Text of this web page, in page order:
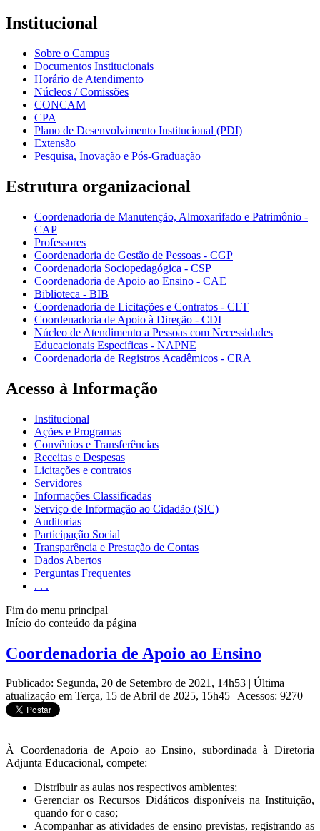
Institucional
Sobre o Campus
Documentos Institucionais
Horário de Atendimento
Núcleos / Comissões
CONCAM
CPA
Plano de Desenvolvimento Institucional (PDI)
Extensão
Pesquisa, Inovação e Pós-Graduação
Estrutura organizacional
Coordenadoria de Manutenção, Almoxarifado e Patrimônio -
CAP
Professores
Coordenadoria de Gestão de Pessoas - CGP
Coordenadoria Sociopedagógica - CSP
Coordenadoria de Apoio ao Ensino - CAE
Biblioteca - BIB
Coordenadoria de Licitações e Contratos - CLT
Coordenadoria de Apoio à Direção - CDI
Núcleo de Atendimento a Pessoas com Necessidades
Educacionais Específicas - NAPNE
Coordenadoria de Registros Acadêmicos - CRA
Acesso à Informação
Institucional
Ações e Programas
Convênios e Transferências
Receitas e Despesas
Licitações e contratos
Servidores
Informações Classificadas
Serviço de Informação ao Cidadão (SIC)
Auditorias
Participação Social
Transparência e Prestação de Contas
Dados Abertos
Perguntas Frequentes
. . .
Fim do menu principal
Início do conteúdo da página
Coordenadoria de Apoio ao Ensino
Publicado: Segunda, 20 de Setembro de 2021, 14h53 | Última
atualização em Terça, 15 de Abril de 2025, 15h45 | Acessos: 9270
À Coordenadoria de Apoio ao Ensino, subordinada à Diretoria
Adjunta Educacional, compete:
Distribuir as aulas nos respectivos ambientes;
Gerenciar os Recursos Didáticos disponíveis na Instituição,
quando for o caso;
Acompanhar as atividades de ensino previstas, registrando as